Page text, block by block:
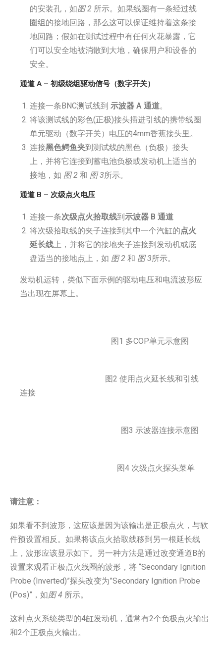
的安装孔，如图 2 所示。如果线圈有一条经过线
圈组的接地回路，那么这可以保证维持着这条接
地回路；假如在测试过程中有任何火花暴露，它
们可以安全地被消散到大地，确保用户和设备的
安全。
通道 A – 初级绕组驱动信号（数字开关）
连接一条BNC测试线到 示波器 A 通道。
将该测试线的彩色(正极)接头插进引线的携带线圈
单元驱动（数字开关）电压的4mm香蕉接头里。
连接黑色鳄鱼夹到测试线的黑色（负极）接头
上，并将它连接到蓄电池负极或发动机上适当的
接地，如 图 2 和 图 3所示。
通道 B – 次级点火电压
连接一条次级点火拾取线到示波器 B 通道
将次级拾取线的夹子连接到其中一个汽缸的点火
延长线上，并将它的接地夹子连接到发动机或底
盘适当的接地点上，如 图 2 和 图 3所示。
发动机运转，类似下面示例的驱动电压和电流波形应
当出现在屏幕上。
图1 多COP单元示意图
图2 使用点火延长线和引线
连接
图3 示波器连接示意图
图4 次级点火探头菜单
请注意：
如果看不到波形，这应该是因为该输出是正极点火，与软
件预设置相反。如果将该点火拾取线移到另一根延长线
上，波形应该显示如下。另一种方法是通过改变通道B的
设置来观看正极点火线圈的波形，将 “Secondary Ignition
Probe (Inverted)”探头改变为”Secondary Ignition Probe
(Pos)”，如图 4 所示。
这种点火系统类型的4缸发动机，通常有2个负极点火输出
和2个正极点火输出。